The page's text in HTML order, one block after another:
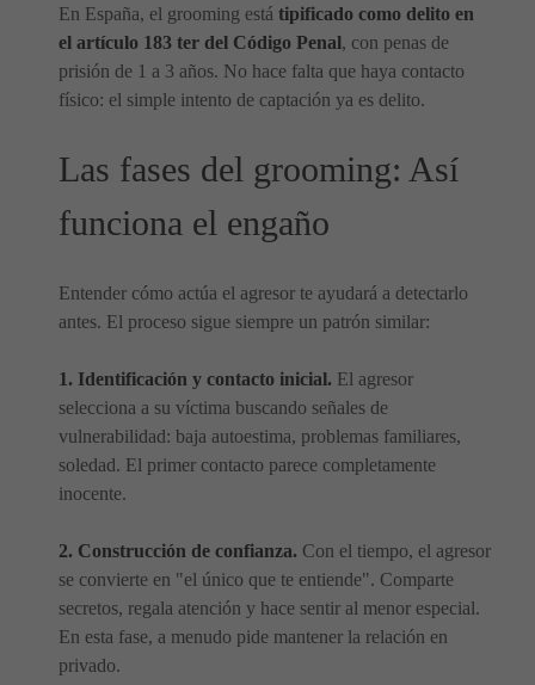
En España, el grooming está tipificado como delito en
el artículo 183 ter del Código Penal, con penas de
prisión de 1 a 3 años. No hace falta que haya contacto
físico: el simple intento de captación ya es delito.
Las fases del grooming: Así
funciona el engaño
Entender cómo actúa el agresor te ayudará a detectarlo
antes. El proceso sigue siempre un patrón similar:
1. Identificación y contacto inicial. El agresor
selecciona a su víctima buscando señales de
vulnerabilidad: baja autoestima, problemas familiares,
soledad. El primer contacto parece completamente
inocente.
2. Construcción de confianza. Con el tiempo, el agresor
se convierte en "el único que te entiende". Comparte
secretos, regala atención y hace sentir al menor especial.
En esta fase, a menudo pide mantener la relación en
privado.